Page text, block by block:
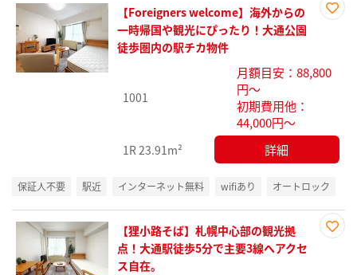
録
【Foreigners welcome】海外からの
一時帰国や観光にぴったり！大通公園
徒歩圏内の駅チカ物件
1001
月額目安：88,800
円～
初期費用他：
44,000円～
1R 23.91m² 詳細
保証人不要 駅近 インターネット無料 wifiあり オートロック
【狸小路そば】札幌中心部の観光拠
点！大通駅徒歩5分で主要3線へアクセ
ス自在。